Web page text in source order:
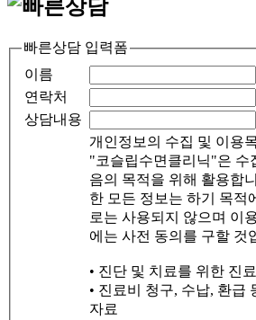
빠른상담 입력폼
이름
연락처
상담내용
개인정보의 수집 및 이용
"코슬립수면클리닉"은 수
음의 목적을 위해 활용합
한 모든 정보는 하기 목적
로는 사용되지 않으며 이
에는 사전 동의를 구할 것
• 진단 및 치료를 위한 진
• 진료비 청구, 수납, 환급
자료